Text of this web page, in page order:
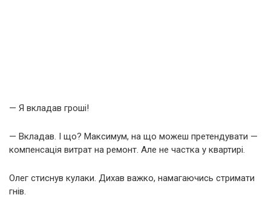
— Я вкладав гроші!
— Вкладав. І що? Максимум, на що можеш претендувати —
компенсація витрат на ремонт. Але не частка у квартирі.
Олег стиснув кулаки. Дихав важко, намагаючись стримати
гнів.